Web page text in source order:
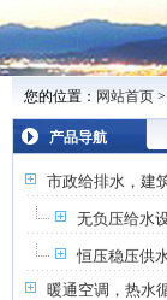
您的位置： 网站首页 >
产品导航
市政给排水，建
无负压给水
恒压稳压供
暖通空调，热水